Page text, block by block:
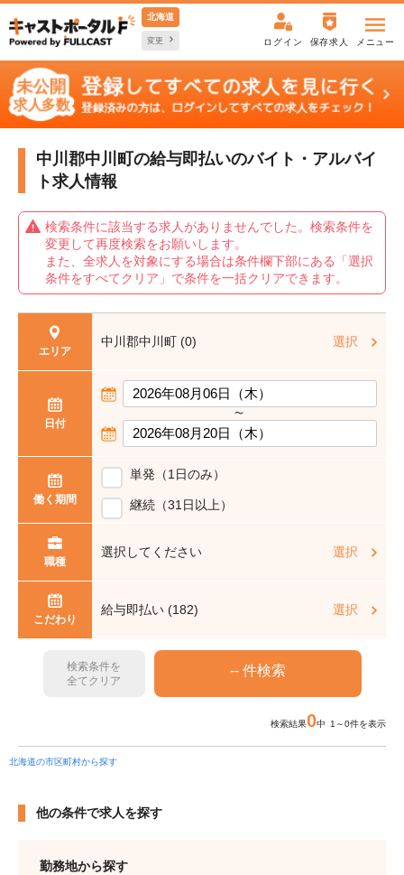
北海道
変更 ログイン 保存求人 メニュー
中川郡中川町の給与即払いのバイト・アルバイ
ト求人情報
検索条件に該当する求人がありませんでした。検索条件を
変更して再度検索をお願いします。
また、全求人を対象にする場合は条件欄下部にある「選択
条件をすべてクリア」で条件を一括クリアできます。
エリア
中川郡中川町 (0) 選択
日付
〜
働く期間
単発（1日のみ）
継続（31日以上）
職種
選択してください 選択
こだわり
給与即払い (182) 選択
検索条件を
全てクリア
検索結果0中 1～0件を表示
北海道の市区町村から探す
他の条件で求人を探す
勤務地から探す